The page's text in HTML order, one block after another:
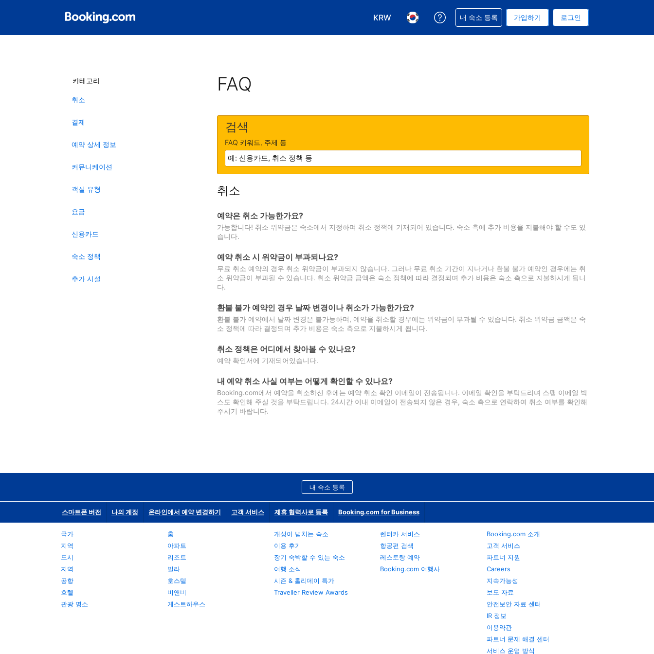
KRW
통화 선택. 현재 선택된 통화는 대한민국 원입니다
언어 선택. 현재 선택된 언어는 한국어입니다
예약과 관련해 도움을 받으실 수 있습니다
내 숙소 등록 가입하기 로그인
카테고리
취소
결제
예약 상세 정보
커뮤니케이션
객실 유형
요금
신용카드
숙소 정책
추가 시설
FAQ
검색
FAQ 키워드, 주제 등
취소
예약은 취소 가능한가요?
가능합니다! 취소 위약금은 숙소에서 지정하며 취소 정책에 기재되어 있습니다. 숙소 측에 추가 비용을 지불해야 할 수도 있
습니다.
예약 취소 시 위약금이 부과되나요?
무료 취소 예약의 경우 취소 위약금이 부과되지 않습니다. 그러나 무료 취소 기간이 지나거나 환불 불가 예약인 경우에는 취
소 위약금이 부과될 수 있습니다. 취소 위약금 금액은 숙소 정책에 따라 결정되며 추가 비용은 숙소 측으로 지불하시게 됩니
다.
환불 불가 예약인 경우 날짜 변경이나 취소가 가능한가요?
환불 불가 예약에서 날짜 변경은 불가능하며, 예약을 취소할 경우에는 위약금이 부과될 수 있습니다. 취소 위약금 금액은 숙
소 정책에 따라 결정되며 추가 비용은 숙소 측으로 지불하시게 됩니다.
취소 정책은 어디에서 찾아볼 수 있나요?
예약 확인서에 기재되어있습니다.
내 예약 취소 사실 여부는 어떻게 확인할 수 있나요?
Booking.com에서 예약을 취소하신 후에는 예약 취소 확인 이메일이 전송됩니다. 이메일 확인을 부탁드리며 스팸 이메일 박
스도 확인해 주실 것을 부탁드립니다. 24시간 이내 이메일이 전송되지 않은 경우, 숙소 측으로 연락하여 취소 여부를 확인해
주시기 바랍니다.
내 숙소 등록
스마트폰 버전 나의 계정 온라인에서 예약 변경하기 고객 서비스 제휴 협력사로 등록 Booking.com for Business
국가
지역
도시
지역
공항
호텔
관광 명소
홈
아파트
리조트
빌라
호스텔
비앤비
게스트하우스
개성이 넘치는 숙소
이용 후기
장기 숙박할 수 있는 숙소
여행 소식
시즌 & 홀리데이 특가
Traveller Review Awards
렌터카 서비스
항공편 검색
레스토랑 예약
Booking.com 여행사
Booking.com 소개
고객 서비스
파트너 지원
Careers
지속가능성
보도 자료
안전보안 자료 센터
IR 정보
이용약관
파트너 문제 해결 센터
서비스 운영 방식